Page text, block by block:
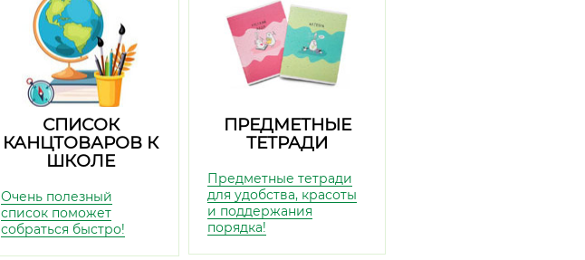
СПИСОК
КАНЦТОВАРОВ К
ШКОЛЕ
Очень полезный
список поможет
собраться быстро!
ПРЕДМЕТНЫЕ
ТЕТРАДИ
Предметные тетради
для удобства, красоты
и поддержания
порядка!